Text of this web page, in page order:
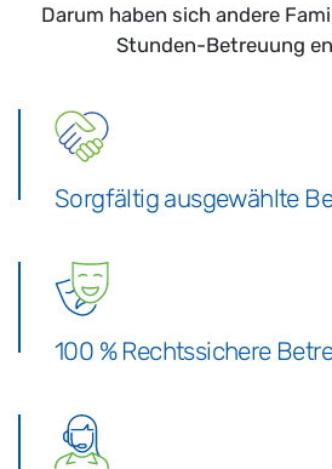
Darum haben sich andere
Stunden-Betreuung
Sorgfältig ausgewählte
100 % Rechtssichere